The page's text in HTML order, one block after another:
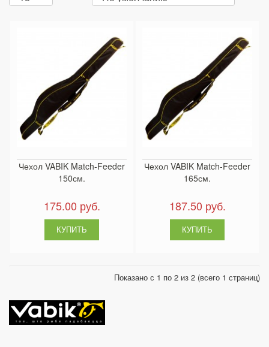
Чехол VABIK Match-Feeder
150см.
175.00 руб.
Чехол VABIK Match-Feeder
165см.
187.50 руб.
Показано с 1 по 2 из 2 (всего 1 страниц)